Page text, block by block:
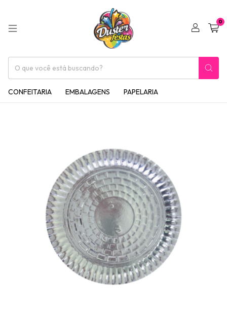
0
CONFEITARIA EMBALAGENS PAPELARIA